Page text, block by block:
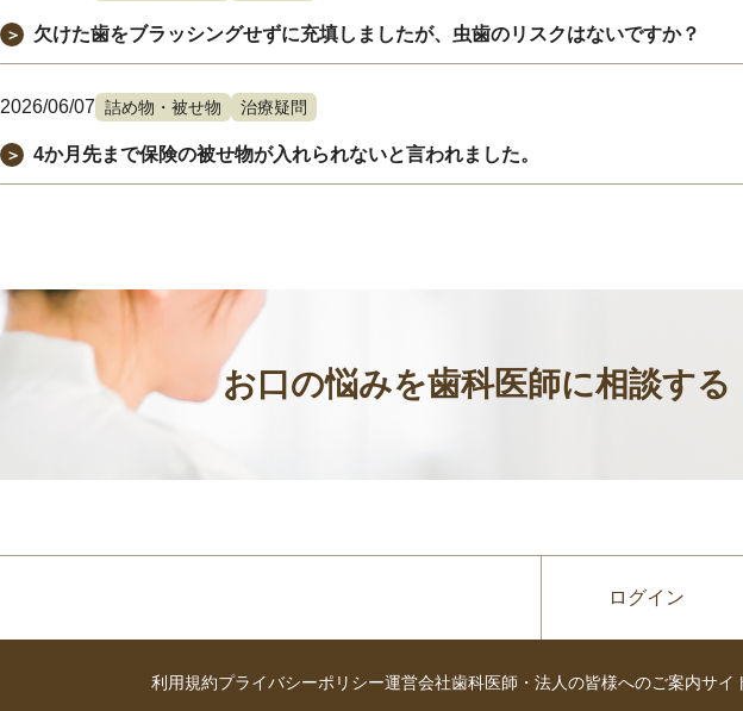
＞ 欠けた歯をブラッシングせずに充填しましたが、虫歯のリスクはないですか？
2026/06/07 詰め物・被せ物 治療疑問
＞ 4か月先まで保険の被せ物が入れられないと言われました。
お口の悩みを歯科医師に相談する
ログイン
利用規約プライバシーポリシー運営会社歯科医師・法人の皆様へのご案内サイ